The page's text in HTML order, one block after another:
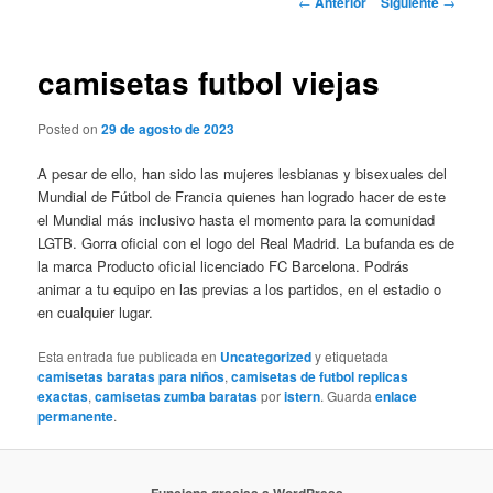
camisetas futbol viejas
Posted on29 de agosto de 2023
A pesar de ello, han sido las mujeres lesbianas y bisexuales del
Mundial de Fútbol de Francia quienes han logrado hacer de este
el Mundial más inclusivo hasta el momento para la comunidad
LGTB. Gorra oficial con el logo del Real Madrid. La bufanda es de
la marca Producto oficial licenciado FC Barcelona. Podrás
animar a tu equipo en las previas a los partidos, en el estadio o
en cualquier lugar.
Esta entrada fue publicada en Uncategorizedy etiquetada
camisetas baratas para niños,camisetas de futbol replicas
exactas,camisetas zumba baratasporistern. Guardaenlace
permanente.